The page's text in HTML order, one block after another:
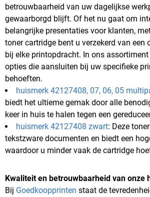
betrouwbaarheid van uw dagelijkse
gewaarborgd blijft. Of het nu gaat om
belangrijke presentaties voor klanten,
toner cartridge bent u verzekerd van een
bij elke printopdracht. In ons
opties die aansluiten bij uw specifieke
behoeften.
huismerk 42127408, 07, 06, 05
biedt het ultieme gemak door alle
keer in huis te halen tegen een
huismerk 42127408 zwart: Deze
tekstzware documenten en biedt een
waardoor u minder vaak de cartridge
Kwaliteit en betrouwbaarheid van onze
Bij Goedkoopprinten staat de